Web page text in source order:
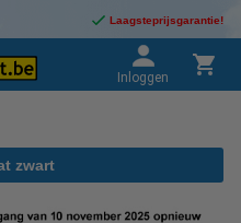
Laagsteprijsgarantie!
Inloggen
zwart